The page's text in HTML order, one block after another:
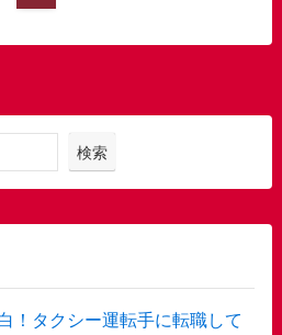
検索
！タクシー運転手に転職して